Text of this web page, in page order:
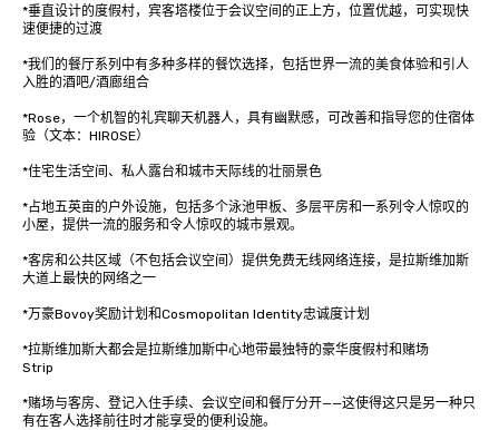
*垂直设计的度假村，宾客塔楼位于会议空间的正上方，位置优越，可实现快
速便捷的过渡
*我们的餐厅系列中有多种多样的餐饮选择，包括世界一流的美食体验和引人
入胜的酒吧/酒廊组合
*Rose，一个机智的礼宾聊天机器人，具有幽默感，可改善和指导您的住宿体
验（文本：HIROSE）
*住宅生活空间、私人露台和城市天际线的壮丽景色
*占地五英亩的户外设施，包括多个泳池甲板、多层平房和一系列令人惊叹的
小屋，提供一流的服务和令人惊叹的城市景观。
*客房和公共区域（不包括会议空间）提供免费无线网络连接，是拉斯维加斯
大道上最快的网络之一
*万豪Bovoy奖励计划和Cosmopolitan Identity忠诚度计划
*拉斯维加斯大都会是拉斯维加斯中心地带最独特的豪华度假村和赌场
Strip
*赌场与客房、登记入住手续、会议空间和餐厅分开——这使得这只是另一种只
有在客人选择前往时才能享受的便利设施。